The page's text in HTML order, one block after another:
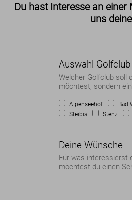
Du hast Interesse an
uns
Auswahl Golfclub
Welcher Golfclub soll
möchtest, sondern
Alpenseehof Bad
Steibis
Stenz
Deine Wünsche
Für was interessierst
möchtest du einen